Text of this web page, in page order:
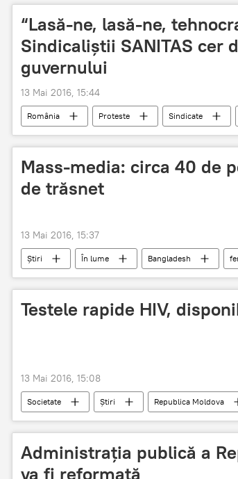
“Lasă-ne, lasă-ne,
Sindicaliștii SANITAS cer
guvernului
13 Mai 2016, 15:44
România Proteste Sindicate
Mass-media: circa 40 de
de trăsnet
13 Mai 2016, 15:37
Știri În lume Bangladesh
ploaie cu furtună
Testele rapide HIV,
13 Mai 2016, 15:08
Societate Știri Republica Moldova
SIDA
teste
Administraţia publică a
va fi reformată